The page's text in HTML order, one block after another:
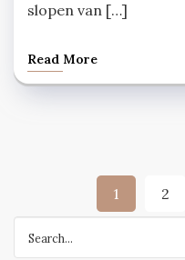
slopen van […]
Read More
Posts
1 2
for: